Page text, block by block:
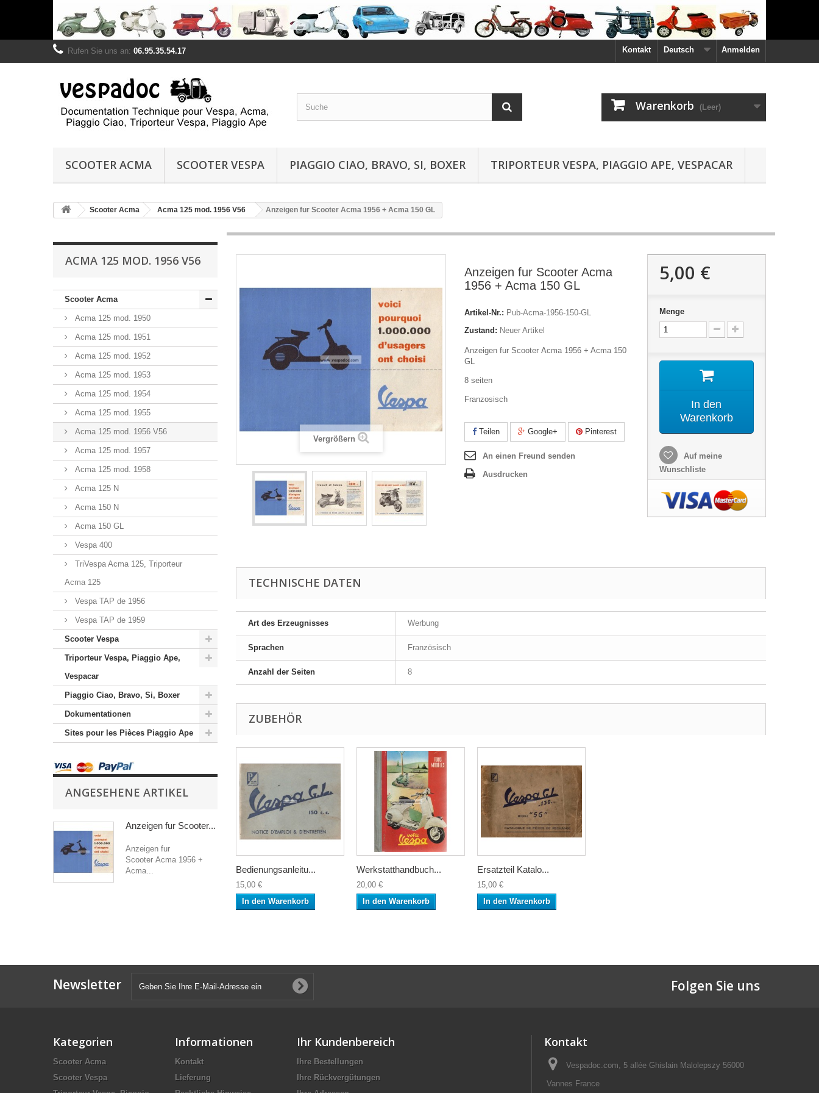
Anmelden
Deutsch
Kontakt
Rufen Sie uns an: 06.95.35.54.17
Warenkorb (Leer)
SCOOTER ACMA SCOOTER VESPA PIAGGIO CIAO, BRAVO, SI, BOXER TRIPORTEUR VESPA, PIAGGIO APE, VESPACAR
Scooter Acma Acma 125 mod. 1956 V56 Anzeigen fur Scooter Acma 1956 + Acma 150 GL
ACMA 125 MOD. 1956 V56
Scooter Acma
Acma 125 mod. 1950
Acma 125 mod. 1951
Acma 125 mod. 1952
Acma 125 mod. 1953
Acma 125 mod. 1954
Acma 125 mod. 1955
Acma 125 mod. 1956 V56
Acma 125 mod. 1957
Acma 125 mod. 1958
Acma 125 N
Acma 150 N
Acma 150 GL
Vespa 400
TriVespa Acma 125, Triporteur
Acma 125
Vespa TAP de 1956
Vespa TAP de 1959
Scooter Vespa
Triporteur Vespa, Piaggio Ape,
Vespacar
Piaggio Ciao, Bravo, Si, Boxer
Dokumentationen
Sites pour les Pièces Piaggio Ape
ANGESEHENE ARTIKEL
Anzeigen fur Scooter...
Anzeigen fur
Scooter Acma 1956 +
Acma...
Vergrößern
Anzeigen fur Scooter Acma
1956 + Acma 150 GL
Artikel-Nr.: Pub-Acma-1956-150-GL
Zustand: Neuer Artikel
Anzeigen fur Scooter Acma 1956 + Acma 150
GL
8 seiten
Franzosisch
Teilen Google+ Pinterest
An einen Freund senden
Ausdrucken
5,00 €
Menge
In den
Warenkorb
Auf meine
Wunschliste
TECHNISCHE DATEN
Art des Erzeugnisses Werbung
Sprachen Französisch
Anzahl der Seiten 8
ZUBEHÖR
Bedienungsanleitu...
15,00 €
In den Warenkorb
Werkstatthandbuch...
20,00 €
In den Warenkorb
Ersatzteil Katalo...
15,00 €
In den Warenkorb
Newsletter Folgen Sie uns
Kategorien
Scooter Acma
Scooter Vespa
Informationen
Kontakt
Lieferung
Ihr Kundenbereich
Ihre Bestellungen
Ihre Rückvergütungen
Kontakt
Vespadoc.com, 5 allée Ghislain Malolepszy 56000
Vannes France